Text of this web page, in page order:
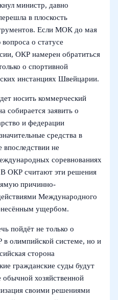
министр, давно
в плоскость
Если МОК до мая
о статусе
ОКР намерен обратиться
о спортивной
инстанциях Швейцарии.
носить коммерческий
собирается заявить о
и федерации
средства в
впоследствии не
соревнованиях
ОКР считают эти решения
причинно-
Международного
ущербом.
пойдёт не только о
в олимпийской системе, но и
сторона
гражданские суды будут
обычной хозяйственной
своими решениями